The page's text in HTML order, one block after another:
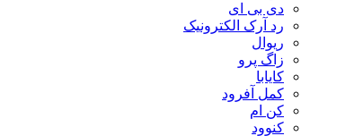
دی بی ای
رد آرک الکترونیک
ریوال
زاگ پرو
کایابا
کمل آفرود
کن ام
کنوود